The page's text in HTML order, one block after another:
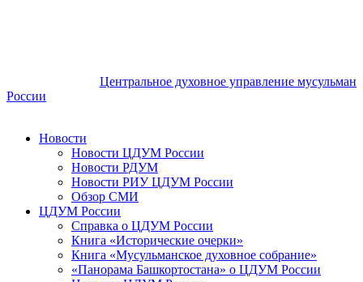
Центральное духовное управление мусульман
России
Новости
Новости ЦДУМ России
Новости РДУМ
Новости РИУ ЦДУМ России
Обзор СМИ
ЦДУМ России
Справка о ЦДУМ России
Книга «Исторические очерки»
Книга «Мусульманское духовное собрание»
«Панорама Башкортостана» о ЦДУМ России